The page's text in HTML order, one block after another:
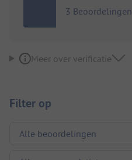
3 Beoordelingen
Meer over verificatie
Filter op